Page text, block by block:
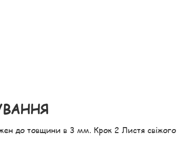
до товщини в 3 мм. Крок 2 Листя свіжого